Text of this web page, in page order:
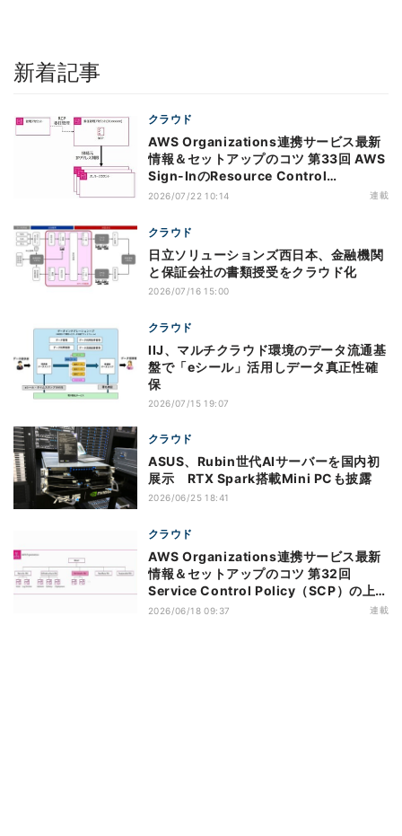
新着記事
クラウド
AWS Organizations連携サービス最新
情報＆セットアップのコツ 第33回 AWS
Sign-InのResource Control
Policy（RCP）対応のメリットと注意点
2026/07/22 10:14 連載
クラウド
日立ソリューションズ西日本、金融機関
と保証会社の書類授受をクラウド化
2026/07/16 15:00
クラウド
IIJ、マルチクラウド環境のデータ流通基
盤で「eシール」活用しデータ真正性確
保
2026/07/15 19:07
クラウド
ASUS、Rubin世代AIサーバーを国内初
展示 RTX Spark搭載Mini PCも披露
2026/06/25 18:41
クラウド
AWS Organizations連携サービス最新
情報＆セットアップのコツ 第32回
Service Control Policy（SCP）の上限
緩和のアップデートがもたらすメリット
2026/06/18 09:37 連載